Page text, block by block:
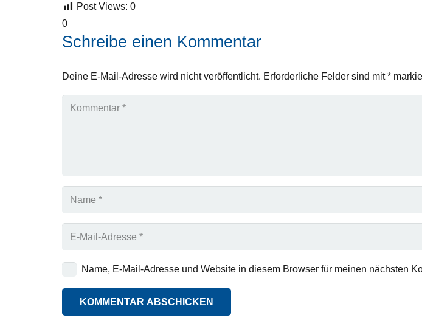
Post Views: 0
0
Schreibe einen Kommentar
Deine E-Mail-Adresse wird nicht veröffentlicht. Erforderliche Felder sind mit*
Name, E-Mail-Adresse und Website in diesem Browser für meinen nächsten
KOMMENTAR ABSCHICKEN